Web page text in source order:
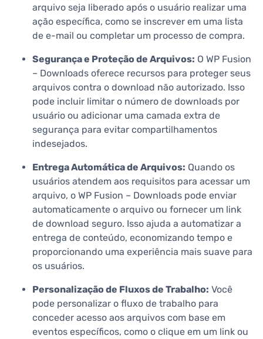
arquivo seja liberado após o usuário realizar uma
ação específica, como se inscrever em uma lista
de e-mail ou completar um processo de compra.
Segurança e Proteção de Arquivos: O WP Fusion
– Downloads oferece recursos para proteger seus
arquivos contra o download não autorizado. Isso
pode incluir limitar o número de downloads por
usuário ou adicionar uma camada extra de
segurança para evitar compartilhamentos
indesejados.
Entrega Automática de Arquivos: Quando os
usuários atendem aos requisitos para acessar um
arquivo, o WP Fusion – Downloads pode enviar
automaticamente o arquivo ou fornecer um link
de download seguro. Isso ajuda a automatizar a
entrega de conteúdo, economizando tempo e
proporcionando uma experiência mais suave para
os usuários.
Personalização de Fluxos de Trabalho: Você
pode personalizar o fluxo de trabalho para
conceder acesso aos arquivos com base em
eventos específicos, como o clique em um link ou